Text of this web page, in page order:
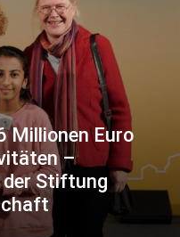
Millionen Euro
–
Stiftung